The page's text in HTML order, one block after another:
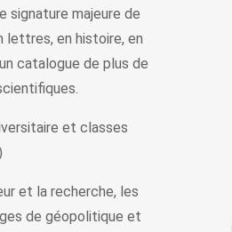
signature majeure de
lettres, en histoire, en
catalogue de plus de
et classes
et la recherche, les
de géopolitique et